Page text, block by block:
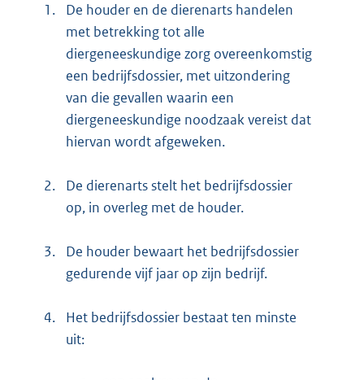
1.
De houder en de dierenarts handelen
met betrekking tot alle
diergeneeskundige zorg overeenkomstig
een bedrijfsdossier, met uitzondering
van die gevallen waarin een
diergeneeskundige noodzaak vereist dat
hiervan wordt afgeweken.
2.
De dierenarts stelt het bedrijfsdossier
op, in overleg met de houder.
3.
De houder bewaart het bedrijfsdossier
gedurende vijf jaar op zijn bedrijf.
4.
Het bedrijfsdossier bestaat ten minste
uit: